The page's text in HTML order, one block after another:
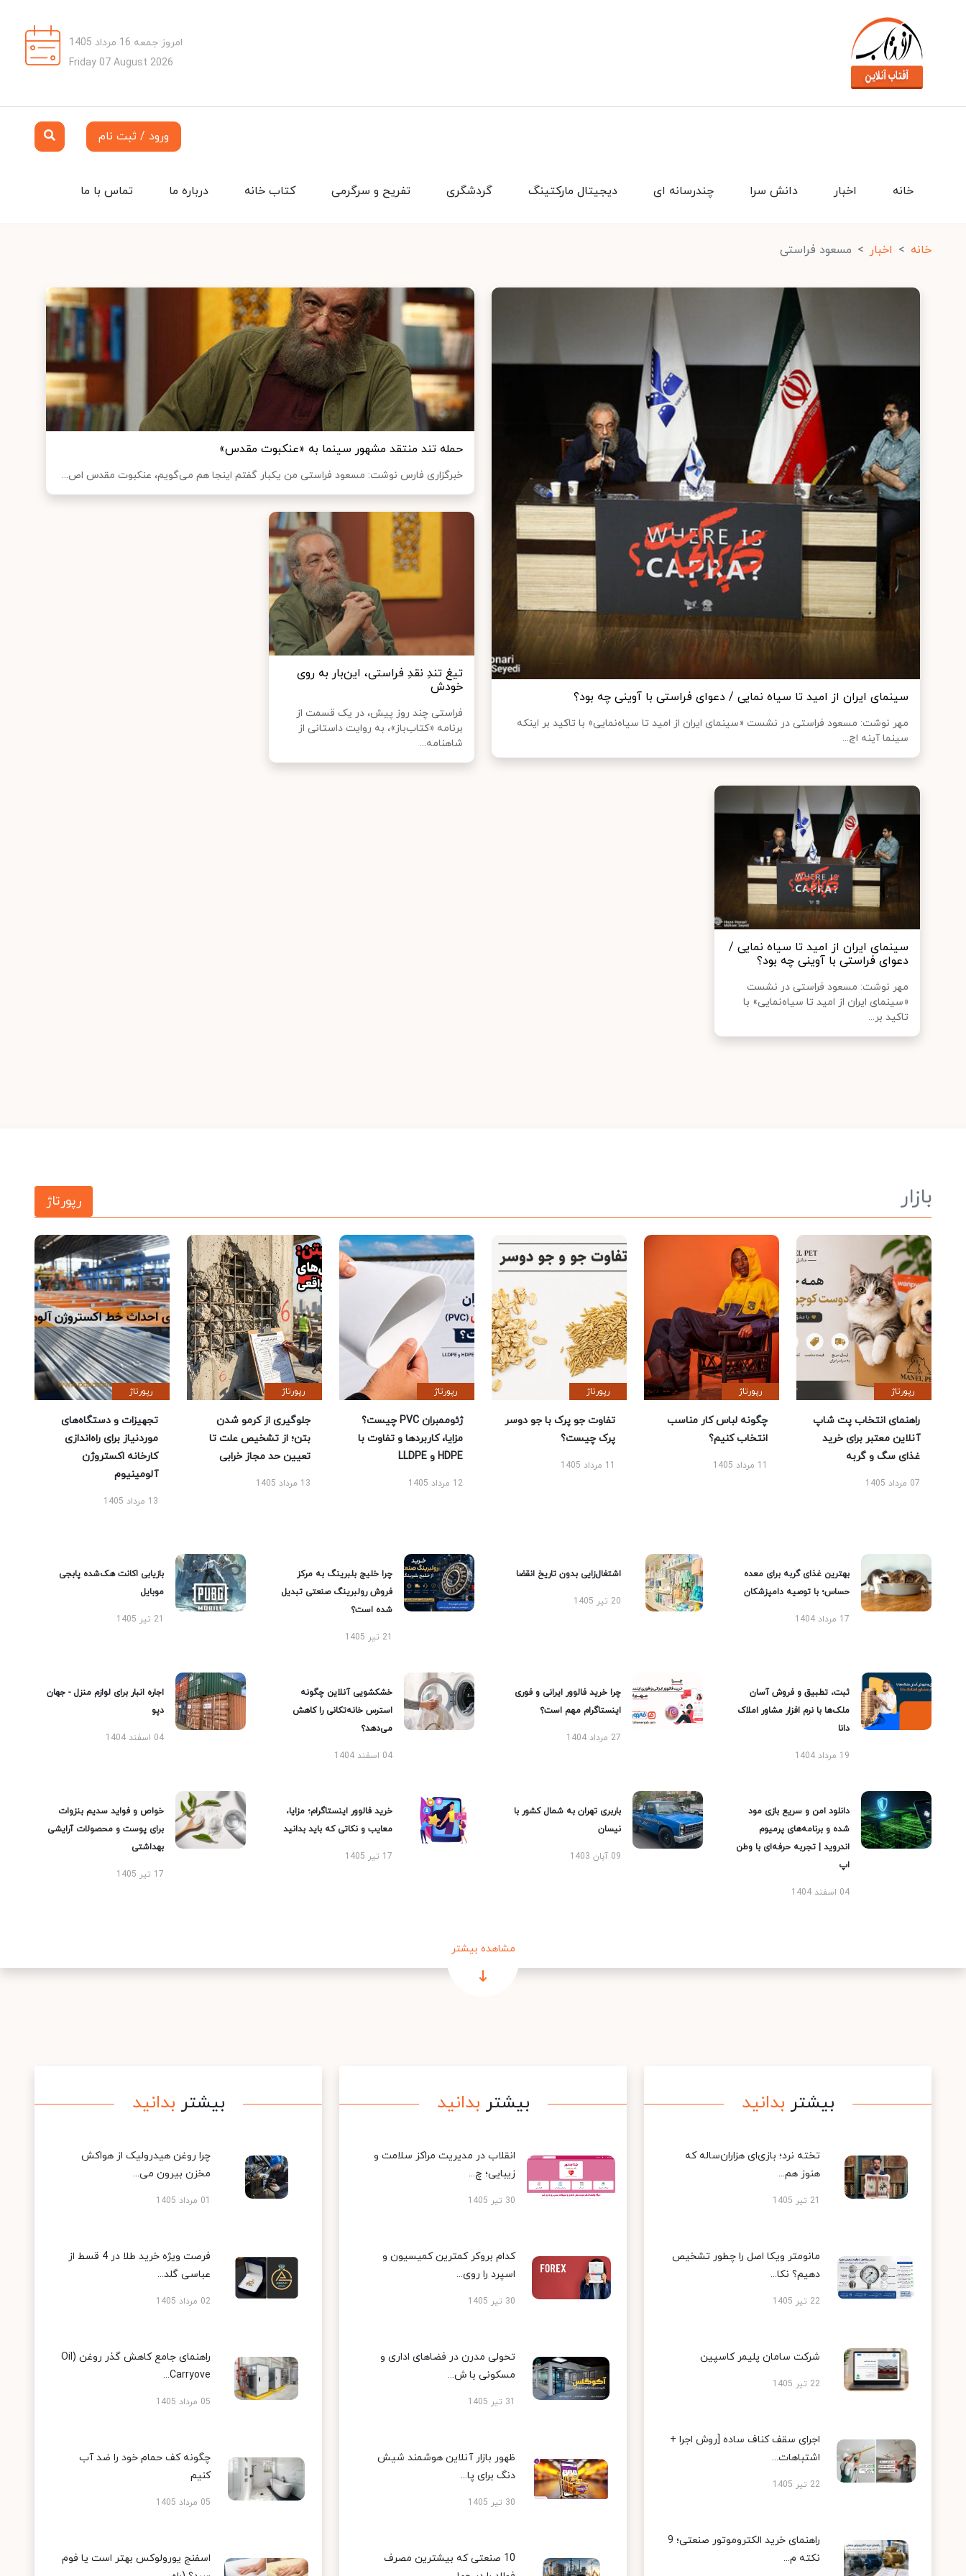
امروز جمعه 16 مرداد 1405
Friday 07 August 2026
ورود / ثبت نام
تماس با ما درباره ما کتاب خانه تفریح و سرگرمی گردشگری دیجیتال مارکتینگ چندرسانه ای دانش سرا اخبار خانه
خانه اخبار مسعود فراستی
سینمای ایران از امید تا سیاه نمایی / دعوای فراستی با آوینی چه بود؟
مهر نوشت: مسعود فراستی در نشست «سینمای ایران از امید تا سیاه‌نمایی» با تاکید بر اینکه
سینما آینه‌ اج...
حمله تند منتقد مشهور سینما به «عنکبوت مقدس»
خبرگزاری فارس نوشت: ​مسعود فراستی من یکبار گفتم اینجا هم می‌گویم، عنکبوت مقدس اص...
تیغ تندِ نقدِ فراستی، این‌بار به روی
خودش
فراستی چند روز پیش، در یک قسمت از
برنامه «کتاب‌باز»، به روایت داستانی از
شاهنامه...
سینمای ایران از امید تا سیاه نمایی /
دعوای فراستی با آوینی چه بود؟
مهر نوشت: مسعود فراستی در نشست
«سینمای ایران از امید تا سیاه‌نمایی» با
تاکید بر...
بازار رپورتاژ
رپورتاژ
راهنمای انتخاب پت شاپ
آنلاین معتبر برای خرید
غذای سگ و گربه
07 مرداد 1405
رپورتاژ
چگونه لباس کار مناسب
انتخاب کنیم؟
11 مرداد 1405
رپورتاژ
تفاوت جو پرک با جو دوسر
پرک چیست؟
11 مرداد 1405
رپورتاژ
ژئوممبران PVC چیست؟
مزایا، کاربردها و تفاوت با
HDPE و LLDPE
12 مرداد 1405
رپورتاژ
جلوگیری از کرمو شدن
بتن؛ از تشخیص علت تا
تعیین حد مجاز خرابی
13 مرداد 1405
رپورتاژ
تجهیزات و دستگاه‌های
موردنیاز برای راه‌اندازی
کارخانه اکستروژن
آلومینیوم
13 مرداد 1405
بهترین غذای گربه برای معده
حساس؛ با توصیه دامپزشکان
17 مرداد 1404
اشتغال‌زایی بدون تاریخ انقضا
20 تیر 1405
چرا خلیج بلبرینگ به مرکز
فروش رولبرینگ صنعتی تبدیل
شده است؟
21 تیر 1405
بازیابی اکانت هک‌شده پابجی
موبایل
21 تیر 1405
ثبت، تطبیق و فروش آسان
ملک‌ها با نرم افزار مشاور املاک
دانا
19 مرداد 1404
چرا خرید فالوور ایرانی و فوری
اینستاگرام مهم است؟
27 مرداد 1404
خشکشویی آنلاین چگونه
استرس خانه‌تکانی را کاهش
می‌دهد؟
04 اسفند 1404
اجاره انبار برای لوازم منزل - جهان
دپو
04 اسفند 1404
دانلود امن و سریع بازی مود
شده و برنامه‌های پرمیوم
اندروید | تجربه حرفه‌ای با وطن
اپ
04 اسفند 1404
باربری تهران به شمال کشور با
نیسان
09 آبان 1403
خرید فالوور اینستاگرام؛ مزایا،
معایب و نکاتی که باید بدانید
17 تیر 1405
خواص و فواید سدیم بنزوات
برای پوست و محصولات آرایشی
بهداشتی
17 تیر 1405
مشاهده بیشتر
بیشتر بدانید
تخته نرد؛ بازی‌ای هزاران‌ساله که
هنوز هم...
21 تیر 1405
مانومتر ویکا اصل را چطور تشخیص
دهیم؟ نکا...
22 تیر 1405
شرکت سامان پلیمر کاسپین
22 تیر 1405
اجرای سقف کناف ساده [روش اجرا +
اشتباهات...
22 تیر 1405
راهنمای خرید الکتروموتور صنعتی؛ 9
نکته م...
بیشتر بدانید
انقلاب در مدیریت مراکز سلامت و
زیبایی؛ چ...
30 تیر 1405
کدام بروکر کمترین کمیسیون و
اسپرد را روی...
30 تیر 1405
تحولی مدرن در فضاهای اداری و
مسکونی با ش...
31 تیر 1405
ظهور بازار آنلاین هوشمند شیش
دنگ برای پا...
30 تیر 1405
10 صنعتی که بیشترین مصرف
بیشتر بدانید
چرا روغن هیدرولیک از هواکش
مخزن بیرون می...
01 مرداد 1405
فرصت ویژه خرید طلا در 4 قسط از
عباسی گلد...
02 مرداد 1405
راهنمای جامع کاهش گذر روغن (Oil
Carryove...
05 مرداد 1405
چگونه کف حمام خود را ضد آب
کنیم
05 مرداد 1405
اسفنج یورولوکس بهتر است یا فوم